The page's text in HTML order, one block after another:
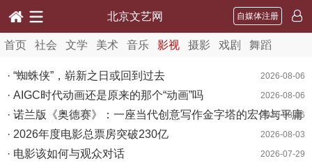
北京文艺网 自媒体注册
首页 社会 文学 美术 音乐 影视 摄影 戏剧 舞蹈
· “蜘蛛侠”，崭新之日或回到过去 2026-08-06
· AIGC时代动画还是原来的那个“动画”吗 2026-08-06
· 诺兰版《奥德赛》：一座当代创意写作金字塔的宏伟与平庸
2026-08-06
· 2026年度电影总票房突破230亿 2026-08-03
· 电影该如何与观众对话 2026-07-29